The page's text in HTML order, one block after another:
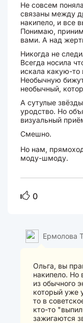
Не совсем
связаны между
накипело, и все
Понимаю,
вами. А над
Никогда не
Всегда носила
искала какую-
Необычную
необычный,
А сутулые
уродство. Но
визуальный
Смешно.
Но нам,
моду-шмоду.
0
Ермолова
Ольга, вы
накипело. Но
из обычного
который уже
то в
кто-то
зажигаются